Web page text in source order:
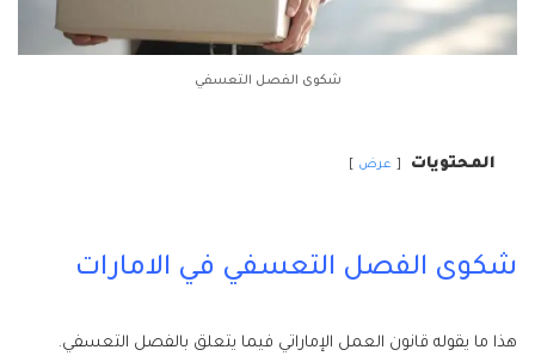
شكوى الفصل التعسفي
المحتويات عرض
شكوى الفصل التعسفي في الامارات
هذا ما يقوله قانون العمل الإماراتي فيما يتعلق بالفصل التعسفي.